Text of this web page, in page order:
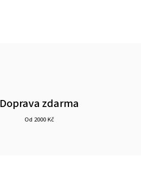
Doprava zdarma
Od 2000 Kč